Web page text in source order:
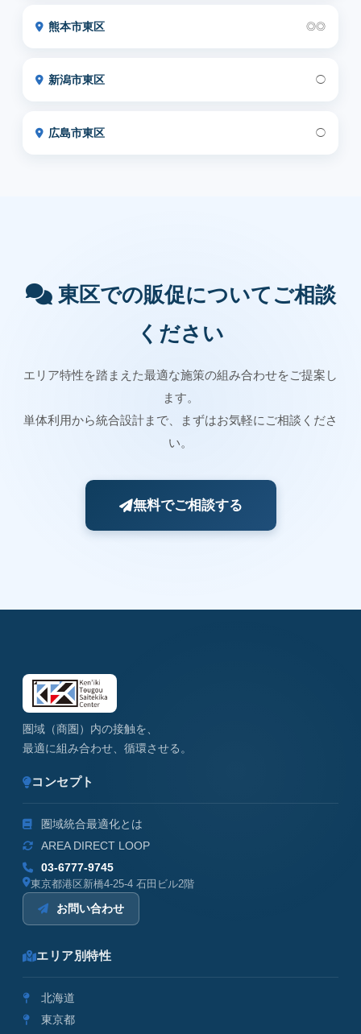
熊本市東区 ◎◎
新潟市東区 ◯
広島市東区 ◯
東区での販促についてご相談
ください
エリア特性を踏まえた最適な施策の組み合わせをご提案し
ます。
単体利用から統合設計まで、まずはお気軽にご相談くださ
い。
無料でご相談する
圏域（商圏）内の接触を、
最適に組み合わせ、循環させる。
コンセプト
圏域統合最適化とは
AREA DIRECT LOOP
03-6777-9745
東京都港区新橋4-25-4 石田ビル2階
お問い合わせ
エリア別特性
北海道
東京都